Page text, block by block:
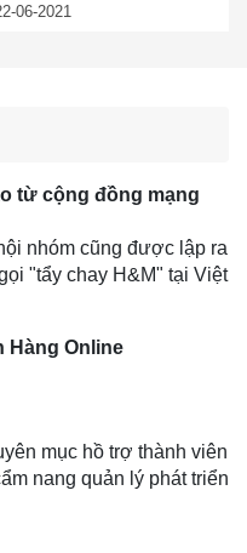
06-2021
từ cộng đồng mạng
nhóm cũng được lập ra
"tẩy chay H&M" tại Việt
Hàng Online
mục hồ trợ thành viên
nang quản lý phát triển